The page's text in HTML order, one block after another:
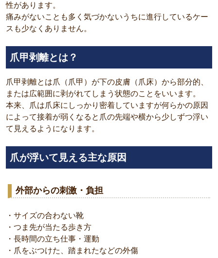
性があります。
痛みがないことも多く気づかないうちに進行しているケー
スも少なくありません。
爪甲剥離とは？
爪甲剥離とは爪（爪甲）が下の皮膚（爪床）から部分的、
または広範囲に剥がれてしまう状態のことをいいます。
本来、爪は爪床にしっかり密着していますが何らかの原因
によって接着が弱くなると爪の先端や横から少しずつ浮い
て見えるようになります。
爪が浮いて見える主な原因
外部からの刺激・負担
・サイズの合わない靴
・つま先が当たる歩き方
・長時間の立ち仕事・運動
・爪をぶつけた、踏まれたなどの外傷